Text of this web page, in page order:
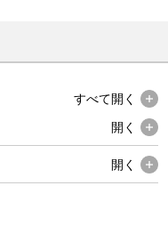
すべて開く
開く
開く